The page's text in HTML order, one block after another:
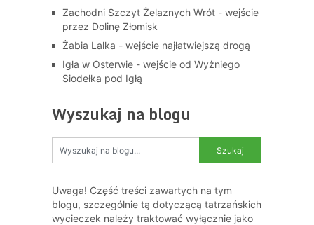
Zachodni Szczyt Żelaznych Wrót - wejście
przez Dolinę Złomisk
Żabia Lalka - wejście najłatwiejszą drogą
Igła w Osterwie - wejście od Wyżniego
Siodełka pod Igłą
Wyszukaj na blogu
Uwaga! Część treści zawartych na tym
blogu, szczególnie tą dotyczącą tatrzańskich
wycieczek należy traktować wyłącznie jako